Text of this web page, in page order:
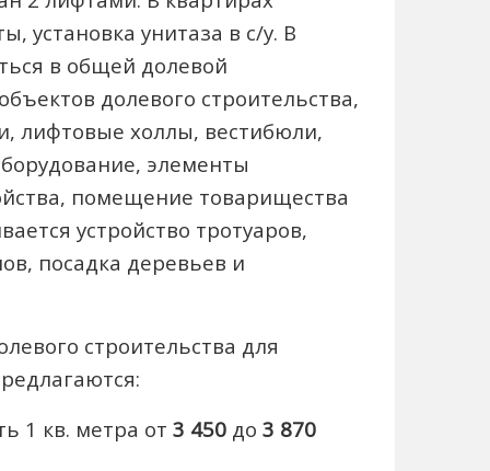
установка унитаза в с/у. В
в общей долевой
долевого строительства,
лифтовые холлы, вестибюли,
элементы
помещение товарищества
устройство тротуаров,
посадка деревьев и
строительства для
1 кв. метра от 3 450 до 3 870